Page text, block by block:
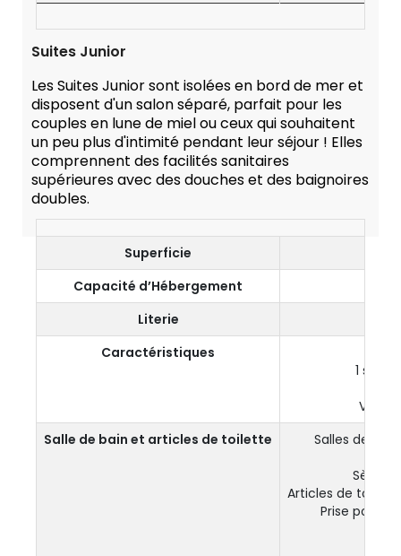
Suites Junior
Les Suites Junior sont isolées en bord de mer et
disposent d'un salon séparé, parfait pour les
couples en lune de miel ou ceux qui souhaitent
un peu plus d'intimité pendant leur séjour ! Elles
comprennent des facilités sanitaires
supérieures avec des douches et des baignoires
doubles.
Superficie
Capacité d’Hébergement
Literie
Caractéristiques
1 salle
Vue
Salle de bain et articles de toilette
Salles de
Articles de
Prise pour